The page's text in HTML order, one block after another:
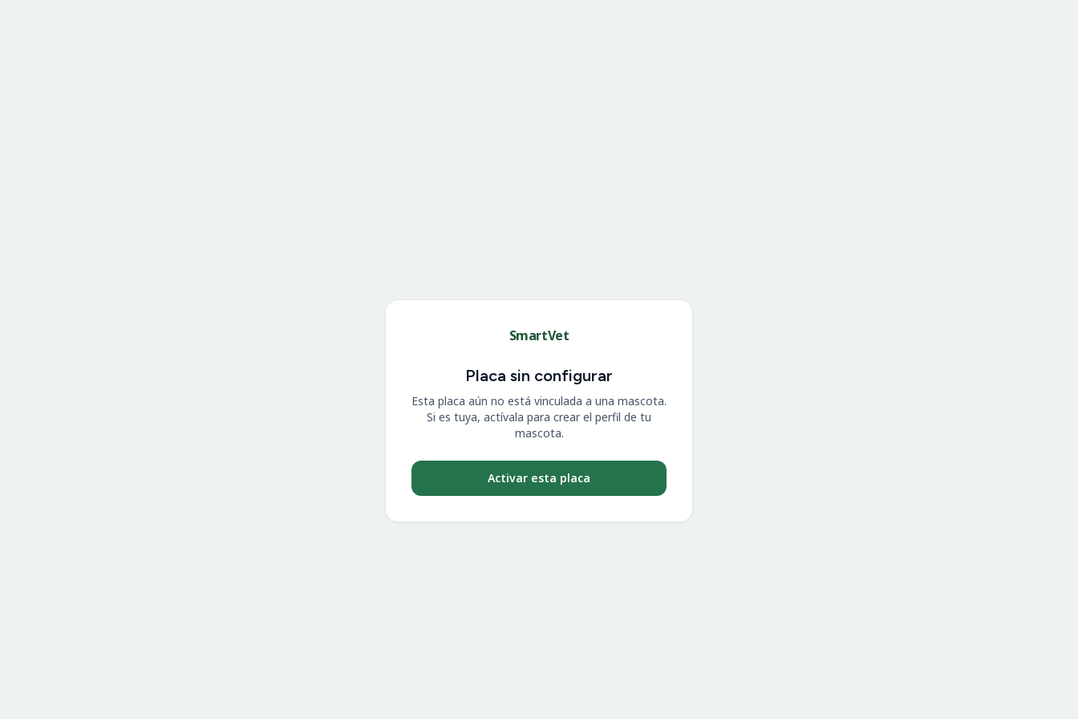
SmartVet
Placa sin configurar
Esta placa aún no está vinculada a una mascota.
Si es tuya, actívala para crear el perfil de tu
mascota.
Activar esta placa